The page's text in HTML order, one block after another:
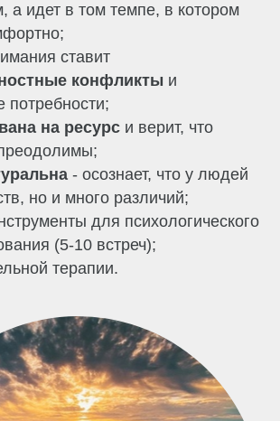
а идет в том темпе, в котором
ставит
конфликты и
потребности;
на ресурс и верит, что
- осознает, что у людей
но и много различий;
для психологического
(5-10 встреч);
терапии.